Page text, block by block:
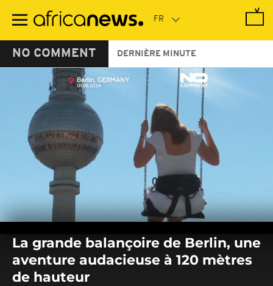
contenu
NO COMMENT DERNIÈRE MINUTE
seconds
seconds
La grande balançoire de Berlin, une
aventure audacieuse à 120 mètres
de hauteur